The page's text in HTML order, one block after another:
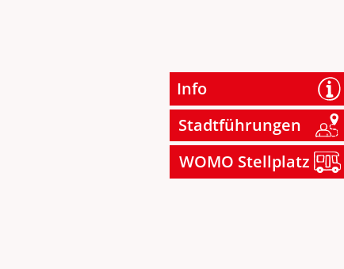
Info
Stadtführungen
WOMO Stellplatz